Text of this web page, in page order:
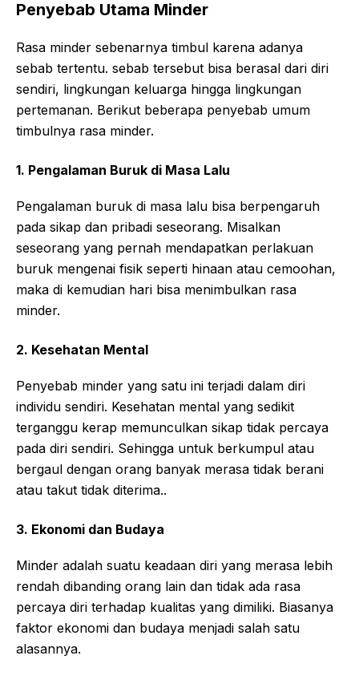
Penyebab Utama Minder
Rasa minder sebenarnya timbul karena adanya
sebab tertentu. sebab tersebut bisa berasal dari diri
sendiri, lingkungan keluarga hingga lingkungan
pertemanan. Berikut beberapa penyebab umum
timbulnya rasa minder.
1. Pengalaman Buruk di Masa Lalu
Pengalaman buruk di masa lalu bisa berpengaruh
pada sikap dan pribadi seseorang. Misalkan
seseorang yang pernah mendapatkan perlakuan
buruk mengenai fisik seperti hinaan atau cemoohan,
maka di kemudian hari bisa menimbulkan rasa
minder.
2. Kesehatan Mental
Penyebab minder yang satu ini terjadi dalam diri
individu sendiri. Kesehatan mental yang sedikit
terganggu kerap memunculkan sikap tidak percaya
pada diri sendiri. Sehingga untuk berkumpul atau
bergaul dengan orang banyak merasa tidak berani
atau takut tidak diterima..
3. Ekonomi dan Budaya
Minder adalah suatu keadaan diri yang merasa lebih
rendah dibanding orang lain dan tidak ada rasa
percaya diri terhadap kualitas yang dimiliki. Biasanya
faktor ekonomi dan budaya menjadi salah satu
alasannya.